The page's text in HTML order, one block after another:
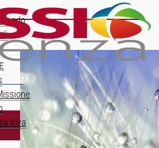
Viva